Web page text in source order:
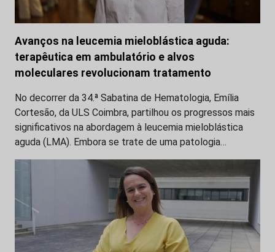
Avanços na leucemia mieloblástica aguda:
terapêutica em ambulatório e alvos
moleculares revolucionam tratamento
No decorrer da 34.ª Sabatina de Hematologia, Emília
Cortesão, da ULS Coimbra, partilhou os progressos mais
significativos na abordagem à leucemia mieloblástica
aguda (LMA). Embora se trate de uma patologia…